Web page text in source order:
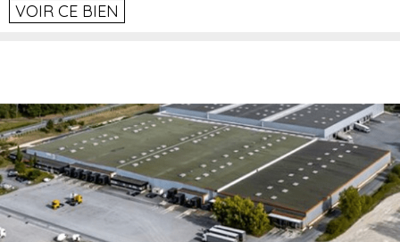
VOIR CE BIEN